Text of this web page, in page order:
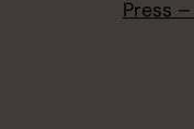
Press